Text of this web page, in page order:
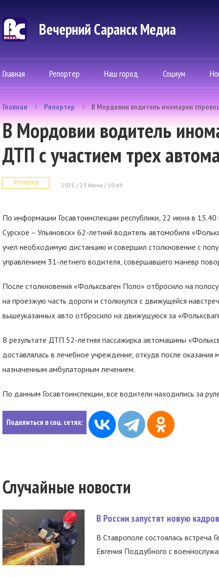
Вечерний Саранск Mедиа
Главная Репортер Наш город Социум
Главная Репортер В Мордовии водитель иномарки
В Мордовии водитель
ДТП с участием трех
Репортер 2025 / 23 Июня / 10:49
По информации Госавтоинспекции республики, 22 июня в
Сурское – Ульяновск» 62-летний водитель автомобиля
учел необходимую дистанцию и совершил столкновение с
управлением 31-летнего водителя, совершавшего маневр
После столкновения «Фольксваген Поло» отбросило на
на проезжую часть дороги и столкнулся с движущейся
вышеуказанных авто отбросило на движущуюся за
В результате ДТП 52-летняя пассажирка автомашины
доставлялась в лечебное учреждение, откудв после
назначенным амбулаторным лечением.
По данным Госавтоинспекции, все водители находились за
Поделиться в соц. сетях:
Случайные новости
В России запустят новую
В Ставрополе состоялась встреча
Евгения Поддубного с